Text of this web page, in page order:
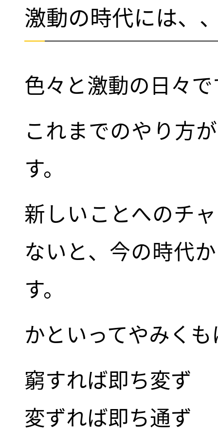
激動の時代には、
色々と激動の日々
これまでのやり方
す。
新しいことへのチ
ないと、今の時代
す。
かといってやみく
窮すれば即ち変ず
変ずれば即ち通ず